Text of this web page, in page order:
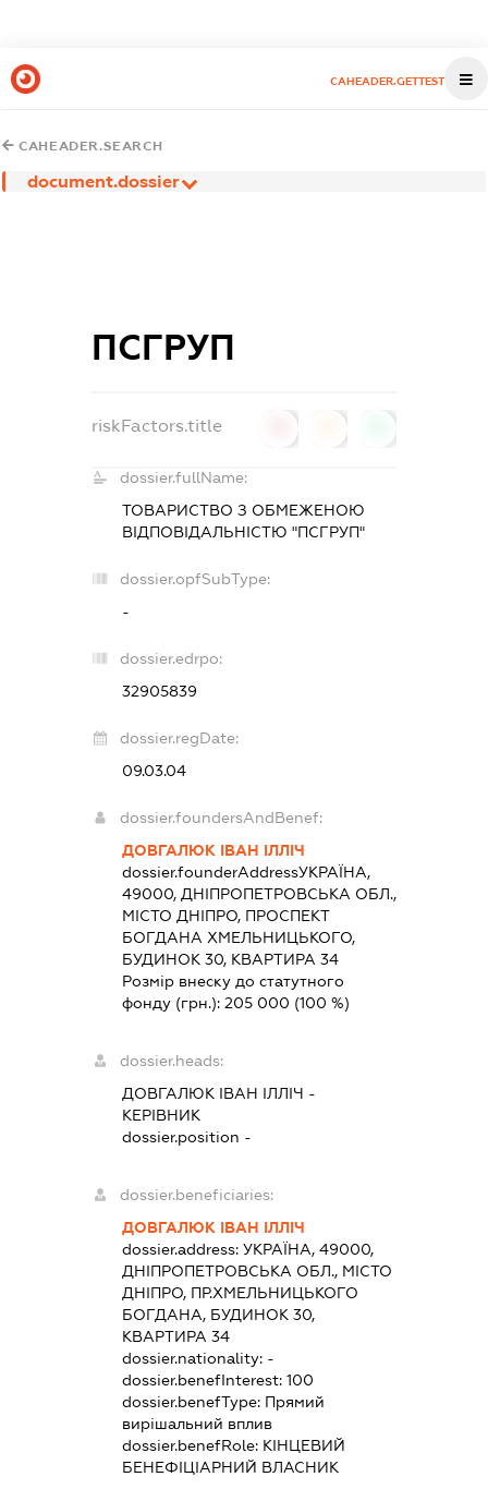
CAHEADER.GETTEST
CAHEADER.SEARCH
document.dossier
ПСГРУП
riskFactors.title
dossier.fullName:
ТОВАРИСТВО З ОБМЕЖЕНОЮ
ВІДПОВІДАЛЬНІСТЮ "ПСГРУП"
dossier.opfSubType:
-
dossier.edrpo:
32905839
dossier.regDate:
09.03.04
dossier.foundersAndBenef:
ДОВГАЛЮК ІВАН ІЛЛІЧ
dossier.founderAddressУКРАЇНА,
49000, ДНІПРОПЕТРОВСЬКА ОБЛ.,
МІСТО ДНІПРО, ПРОСПЕКТ
БОГДАНА ХМЕЛЬНИЦЬКОГО,
БУДИНОК 30, КВАРТИРА 34
Розмір внеску до статутного
фонду (грн.): 205 000 (100 %)
dossier.heads:
ДОВГАЛЮК ІВАН ІЛЛІЧ -
КЕРІВНИК
dossier.position -
dossier.beneficiaries:
ДОВГАЛЮК ІВАН ІЛЛІЧ
dossier.address: УКРАЇНА, 49000,
ДНІПРОПЕТРОВСЬКА ОБЛ., МІСТО
ДНІПРО, ПР.ХМЕЛЬНИЦЬКОГО
БОГДАНА, БУДИНОК 30,
КВАРТИРА 34
dossier.nationality: -
dossier.benefInterest: 100
dossier.benefType: Прямий
вирішальний вплив
dossier.benefRole: КІНЦЕВИЙ
БЕНЕФІЦІАРНИЙ ВЛАСНИК